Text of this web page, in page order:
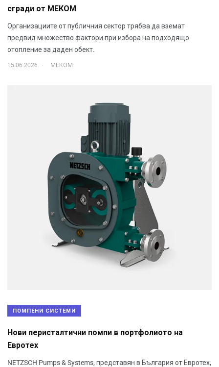
сгради от МЕКОМ
Организациите от публичния сектор трябва да вземат
предвид множество фактори при избора на подходящо
отопление за даден обект.
15.06.2026 . МЕКОМ
ПОМПЕНИ СИСТЕМИ
Нови перисталтични помпи в портфолиото на
Евротех
NETZSCH Pumps & Systems, представян в България от Евротех,